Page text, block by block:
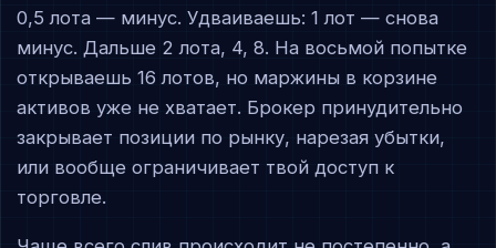
0,5 лота — минус. Удваиваешь: 1 лот — снова
минус. Дальше 2 лота, 4, 8. На восьмой попытке
открываешь 16 лотов, но маржины в корзине
активов уже не хватает. Брокер принудительно
закрывает позиции по рынку, нарезая убытки,
или вообще ограничивает твой доступ к
торговле.